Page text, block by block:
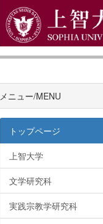
メニュー/MENU
トップページ
上智大学
文学研究科
実践宗教学研究科